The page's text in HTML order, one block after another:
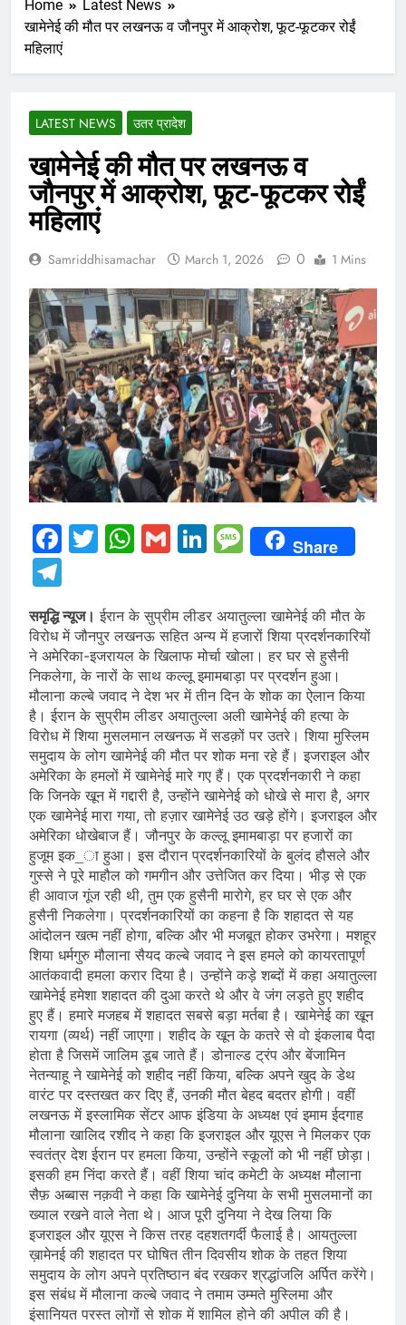
Home
Latest News
खामेनेई की मौत पर लखनऊ व जौनपुर में आक्रोश, फूट-फूटकर रोईं
महिलाएं
LATEST NEWS उतर प्रादेश
खामेनेई की मौत पर लखनऊ व
जौनपुर में आक्रोश, फूट-फूटकर रोईं
महिलाएं
Samriddhisamachar March 1, 2026 0 1 Mins
Facebook
Twitter
WhatsApp
GmailLinkedIn
Message
Share
समृद्धि न्यूज। ईरान के सुप्रीम लीडर अयातुल्ला खामेनेई की मौत के
विरोध में जौनपुर लखनऊ सहित अन्य में हजारों शिया प्रदर्शनकारियों
ने अमेरिका-इजरायल के खिलाफ मोर्चा खोला। हर घर से हुसैनी
निकलेगा, के नारों के साथ कल्लू इमामबाड़ा पर प्रदर्शन हुआ।
मौलाना कल्बे जवाद ने देश भर में तीन दिन के शोक का ऐलान किया
है। ईरान के सुप्रीम लीडर अयातुल्ला अली खामेनेई की हत्या के
विरोध में शिया मुसलमान लखनऊ में सडक़ों पर उतरे। शिया मुस्लिम
समुदाय के लोग खामेनेई की मौत पर शोक मना रहे हैं। इजराइल और
अमेरिका के हमलों में खामेनेई मारे गए हैं। एक प्रदर्शनकारी ने कहा
कि जिनके खून में गद्दारी है, उन्होंने खामेनेई को धोखे से मारा है, अगर
एक खामेनेई मारा गया, तो हज़ार खामेनेई उठ खड़े होंगे। इजराइल और
अमेरिका धोखेबाज हैं। जौनपुर के कल्लू इमामबाड़ा पर हजारों का
हुजूम इक_ा हुआ। इस दौरान प्रदर्शनकारियों के बुलंद हौसले और
गुस्से ने पूरे माहौल को गमगीन और उत्तेजित कर दिया। भीड़ से एक
ही आवाज गूंज रही थी, तुम एक हुसैनी मारोगे, हर घर से एक और
हुसैनी निकलेगा। प्रदर्शनकारियों का कहना है कि शहादत से यह
आंदोलन खत्म नहीं होगा, बल्कि और भी मजबूत होकर उभरेगा। मशहूर
शिया धर्मगुरु मौलाना सैयद कल्बे जवाद ने इस हमले को कायरतापूर्ण
आतंकवादी हमला करार दिया है। उन्होंने कड़े शब्दों में कहा अयातुल्ला
खामेनेई हमेशा शहादत की दुआ करते थे और वे जंग लड़ते हुए शहीद
हुए हैं। हमारे मजहब में शहादत सबसे बड़ा मर्तबा है। खामेनेई का खून
रायगा (व्यर्थ) नहीं जाएगा। शहीद के खून के कतरे से वो इंकलाब पैदा
होता है जिसमें जालिम डूब जाते हैं। डोनाल्ड ट्रंप और बेंजामिन
नेतन्याहू ने खामेनेई को शहीद नहीं किया, बल्कि अपने खुद के डेथ
वारंट पर दस्तखत कर दिए हैं, उनकी मौत बेहद बदतर होगी। वहीं
लखनऊ में इस्लामिक सेंटर आफ इंडिया के अध्यक्ष एवं इमाम ईदगाह
मौलाना खालिद रशीद ने कहा कि इजराइल और यूएस ने मिलकर एक
स्वतंत्र देश ईरान पर हमला किया, उन्होंने स्कूलों को भी नहीं छोड़ा।
इसकी हम निंदा करते हैं। वहीं शिया चांद कमेटी के अध्यक्ष मौलाना
सैफ़ अब्बास नक़वी ने कहा कि खामेनेई दुनिया के सभी मुसलमानों का
ख्याल रखने वाले नेता थे। आज पूरी दुनिया ने देख लिया कि
इजराइल और यूएस ने किस तरह दहशतगर्दी फैलाई है। आयतुल्ला
ख़ामेनई की शहादत पर घोषित तीन दिवसीय शोक के तहत शिया
समुदाय के लोग अपने प्रतिष्ठान बंद रखकर श्रद्धांजलि अर्पित करेंगे।
इस संबंध में मौलाना कल्बे जवाद ने तमाम उम्मते मुस्लिमा और
इंसानियत परस्त लोगों से शोक में शामिल होने की अपील की है।